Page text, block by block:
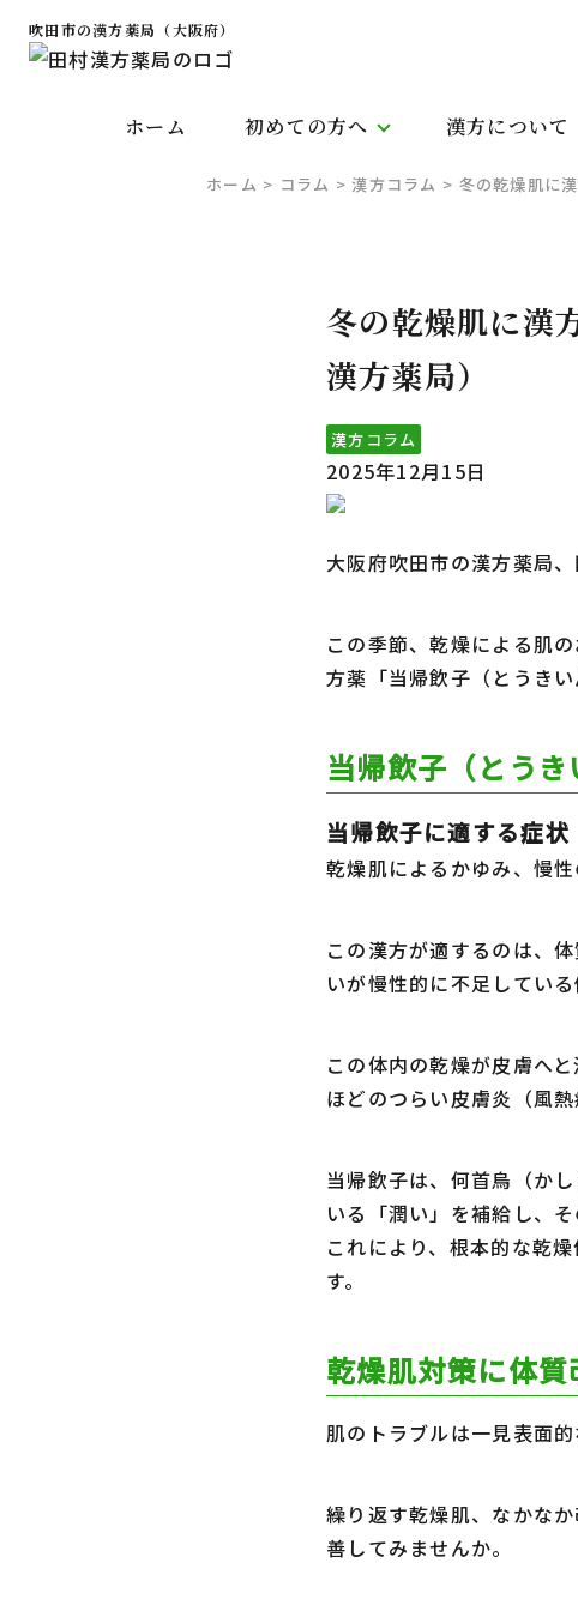
吹田市の漢方薬局（大阪府）
ホーム 初めての方へ 漢方について
ホーム > コラム > 漢方コラム > 冬の乾燥肌に
冬の乾燥肌に漢
漢方薬局）
漢方コラム
2025年12月15日
大阪府吹田市の漢方薬局
この季節、乾燥による肌
方薬「当帰飲子（とうき
当帰飲子（とうき
当帰飲子に適する症状
乾燥肌によるかゆみ、慢
この漢方が適するのは、
いが慢性的に不足してい
この体内の乾燥が皮膚へ
ほどのつらい皮膚炎（風
当帰飲子は、何首烏（か
いる「潤い」を補給し、
これにより、根本的な乾
す。
乾燥肌対策に体
肌のトラブルは一見表面
繰り返す乾燥肌、なかな
善してみませんか。